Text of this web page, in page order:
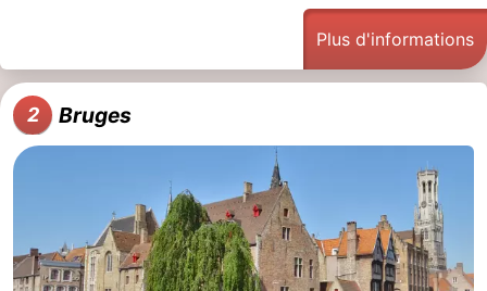
Plus d'informations
2 Bruges